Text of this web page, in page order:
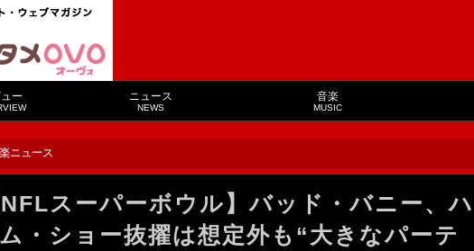
ー ニュース
NEWS
音楽
MUSIC
ニュース
NFLスーパーボウル】バッド・バニー、ハ
・ショー抜擢は想定外も“大きなパーテ